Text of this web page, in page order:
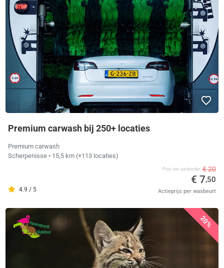
Premium carwash bij 250+ locaties
Premium carwash
Scherpenisse • 15,5 km (+113 locaties)
4.9 / 5
Prijs van aanbieder € 20
€ 7,50
Actieprijs per wasbeurt
20%